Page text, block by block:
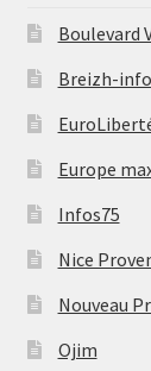
Boulevard
Breizh-info
Europe
Infos75
Nice
Nouveau
Ojim